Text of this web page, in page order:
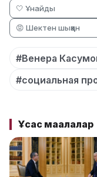
🤍 Ұнайды
😡 Шектен шыққан
#Венера
#социальная
Ұқсас мақалалар